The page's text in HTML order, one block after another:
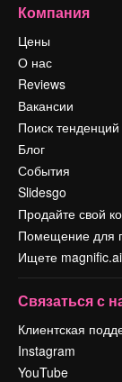
Компания
Цены
О нас
Reviews
Вакансии
Поиск тенденций
Блог
События
Slidesgo
Продайте свой
Помещение для
Ищете magnific.ai
Связаться с
Клиентская
Instagram
YouTube